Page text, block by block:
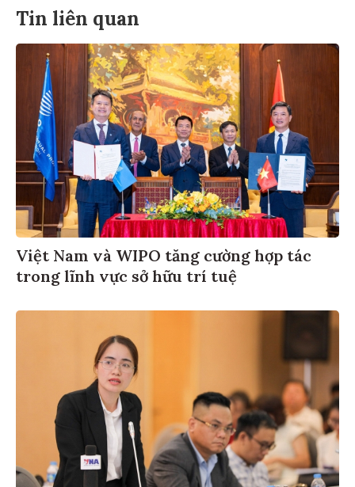
Tin liên quan
Việt Nam và WIPO tăng cường hợp tác
trong lĩnh vực sở hữu trí tuệ